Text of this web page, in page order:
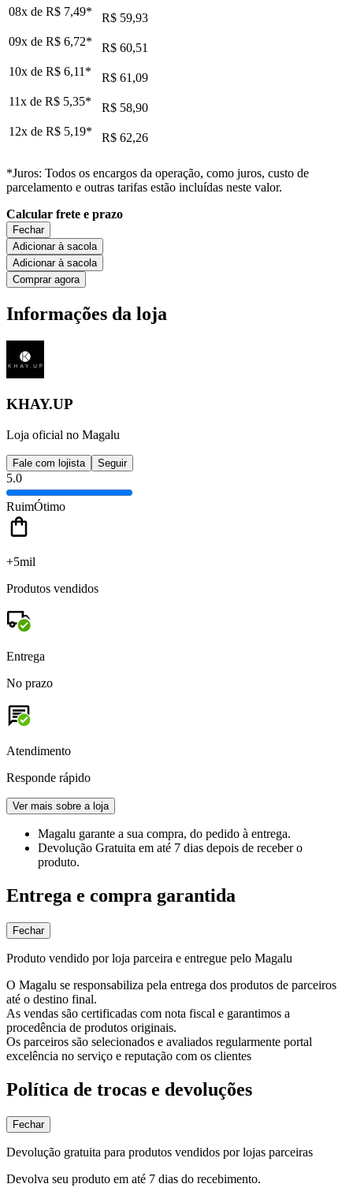
08x de R$ 7,49*
R$ 59,93
09x de R$ 6,72*
R$ 60,51
10x de R$ 6,11 *
R$ 61,09
11x de R$ 5,35*
R$ 58,90
12x de R$ 5,19* R$ 62,26
*Juros: Todos os encargos da operação, como juros, custo de
parcelamento e outras tarifas estão incluídas neste valor.
Calcular frete e prazo
Fechar
Adicionar à sacola
Adicionar à sacola
Comprar agora
Informações da loja
KHAY.UP
Loja oficial no Magalu
Fale com lojista Seguir
5.0
RuimÓtimo
+5mil
Produtos vendidos
Entrega
No prazo
Atendimento
Responde rápido
Ver mais sobre a loja
Magalu garante a sua compra, do pedido à entrega.
Devolução Gratuita em até 7 dias depois de receber o
produto.
Entrega e compra garantida
Fechar
Produto vendido por loja parceira e entregue pelo Magalu
O Magalu se responsabiliza pela entrega dos produtos de parceiros
até o destino final.
As vendas são certificadas com nota fiscal e garantimos a
procedência de produtos originais.
Os parceiros são selecionados e avaliados regularmente portal
excelência no serviço e reputação com os clientes
Política de trocas e devoluções
Fechar
Devolução gratuita para produtos vendidos por lojas parceiras
Devolva seu produto em até 7 dias do recebimento.